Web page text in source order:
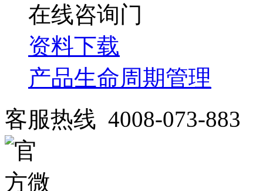
在线咨询
资料下载
产品生命周期管理
客服热线 4008-073-883